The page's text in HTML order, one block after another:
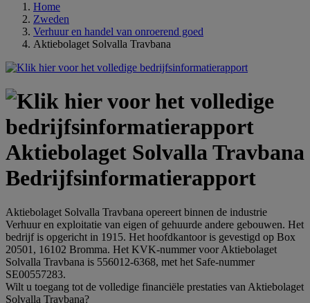
Home
Zweden
Verhuur en handel van onroerend goed
Aktiebolaget Solvalla Travbana
Aktiebolaget Solvalla Travbana
Bedrijfsinformatierapport
Aktiebolaget Solvalla Travbana opereert binnen de industrie
Verhuur en exploitatie van eigen of gehuurde andere gebouwen. Het
bedrijf is opgericht in 1915. Het hoofdkantoor is gevestigd op Box
20501, 16102 Bromma. Het KVK-nummer voor Aktiebolaget
Solvalla Travbana is 556012-6368, met het Safe-nummer
SE00557283.
Wilt u toegang tot de volledige financiële prestaties van Aktiebolaget
Solvalla Travbana?